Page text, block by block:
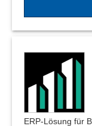
ERP-Lösung für